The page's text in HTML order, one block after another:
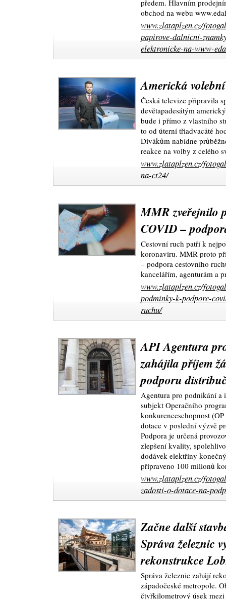
předem. Hlavním
obchod na webu
www.zlataplzen.cz/
papirove-dalnicni-
elektronicke-na-www-
Americká
Česká televize připravila
devětapadesátým
bude i přímo z vlastního
to od úterní třiadvacáté
Divákům nabídne
reakce na volby z celého
www.zlataplzen.cz/
na-ct24/
MMR zveřejnilo
COVID –
Cestovní ruch patří k
koronaviru. MMR proto
– podpora cestovního
kancelářím, agenturám a
www.zlataplzen.cz/
podminky-k-podpore-
ruchu/
API Agentura
zahájila příjem
podporu
Agentura pro podnikání a
subjekt Operačního
konkurenceschopnost
dotace v poslední výzvě
Podpora je určená
zlepšení kvality,
dodávek elektřiny
připraveno 100 milionů
www.zlataplzen.cz/
zadosti-o-dotace-na-
Začne další
Správa železnic
rekonstrukce
Správa železnic zahájí
západočeské metropole.
čtyřkilometrový úsek